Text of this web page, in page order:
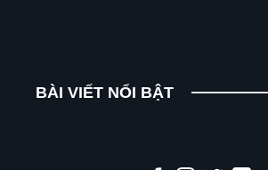
BÀI VIẾT NỔI BẬT